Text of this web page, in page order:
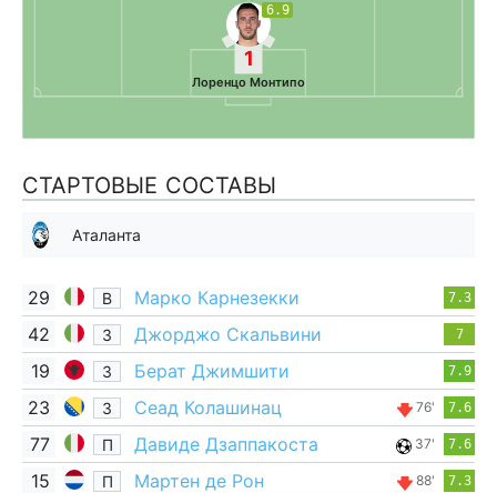
6.9
1
Лоренцо Монтипо
СТАРТОВЫЕ СОСТАВЫ
Аталанта
29 В Марко Карнезекки 7.3
42 З Джорджо Скальвини 7
19 З Берат Джимшити 7.9
23 З Сеад Колашинац 76' 7.6
77 П Давиде Дзаппакоста 37' 7.6
15 П Мартен де Рон 88' 7.3